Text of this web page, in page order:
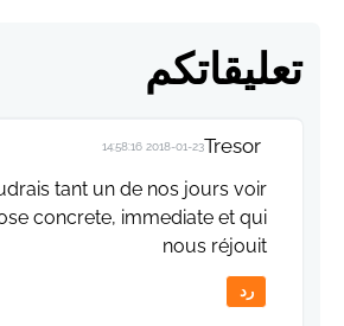
تعليقاتكم
Tresor
2018-01-23 14:58:16
tant un de nos jours voir
concrete, immediate et qui
nous réjouit
رد